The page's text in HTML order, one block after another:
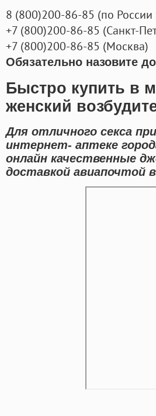
8 (800)200-86-85 (по
+7 (800)200-86-85 (Санкт-
+7 (800)200-86-85 (Москва)
Обязательно назовите
Быстро купить в
женский
Для отличного секса
интернет- аптеке
онлайн качественные
доставкой авиапочтой